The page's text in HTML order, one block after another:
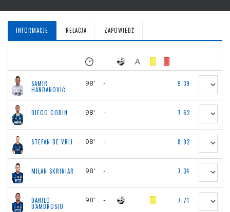
INFORMACJE RELACJA ZAPOWIEDŹ
SAMIR
HANDANOVIĆ
98' - 9.39
DIEGO GODIN 98' - 7.62
STEFAN DE VRIJ 98' - 8.92
MILAN SKRINIAR 98' - 7.34
DANILO
D'AMBROSIO
98' - 7.71